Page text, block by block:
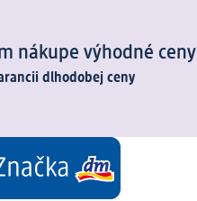
nákupe výhodné ceny
dlhodobej ceny